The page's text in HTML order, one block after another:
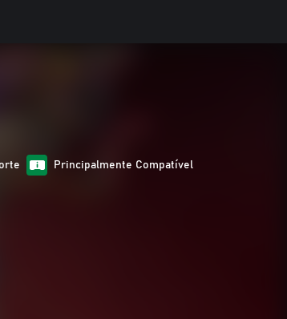
Principalmente Compatível